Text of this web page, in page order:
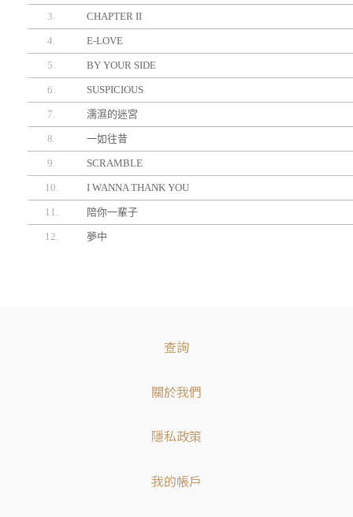
3. CHAPTER II
4. E-LOVE
5. BY YOUR SIDE
6. SUSPICIOUS
7. 濡濕的迷宮
8. 一如往昔
9. SCRAMBLE
10. I WANNA THANK YOU
11. 陪你一輩子
12. 夢中
查詢
關於我們
隱私政策
我的帳戶